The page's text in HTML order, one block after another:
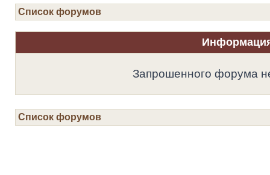
Список форумов
Запрошенного форума
Список форумов